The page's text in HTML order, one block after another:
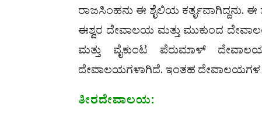
ರಾಜಸಿಂಹನು ಈ ಶೈಲಿಯ ಕರ್ತೃವಾಗಿದ್ದನು.
ಈಶ್ವರ ದೇವಾಲಯ ಮತ್ತು ಮುಕುಂದ
ಮತ್ತು ವೈಕುಂಟ ಪೆರುಮಾಳ್‌
ದೇವಾಲಯಗಳಾಗಿದೆ. ಇಂತಹ ದೇವಾಲಯಗಳ
ತೀರದೇವಾಲಯ: